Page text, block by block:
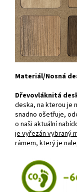
Materiál/Nosná
Dřevovláknitá
deska, na kterou je
snadno ošetřuje,
o naši aktuální
je vyřezán vybraný
rámem, který je